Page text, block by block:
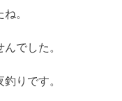
。
でした。
りです。